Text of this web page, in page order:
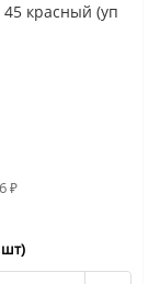
красный (уп
₽
шт)